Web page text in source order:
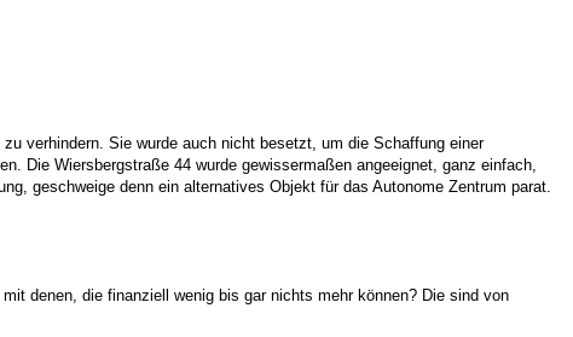
verhindern. Sie wurde auch nicht besetzt, um die Schaffung einer
Die Wiersbergstraße 44 wurde gewissermaßen angeeignet, ganz einfach,
geschweige denn ein alternatives Objekt für das Autonome Zentrum parat.
denen, die finanziell wenig bis gar nichts mehr können? Die sind von